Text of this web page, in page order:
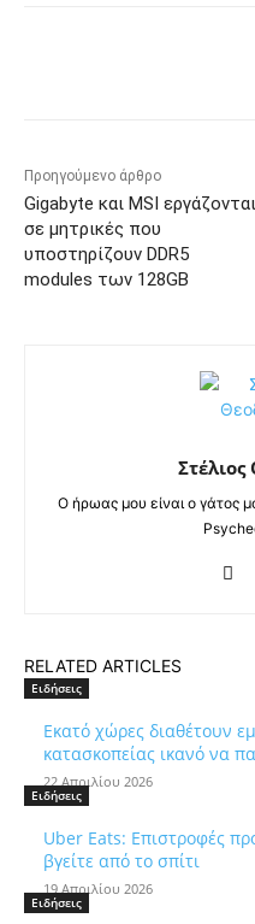
Προηγούμενο άρθρο
Gigabyte και MSI εργάζονται
σε μητρικές που
υποστηρίζουν DDR5
modules των 128GB
Ο ήρωας μου είναι ο γάτος
RELATED ARTICLES
Ειδήσεις
Εκατό χώρες διαθέτουν
κατασκοπείας ικανό να
22 Απριλίου 2026
Ειδήσεις
Uber Eats: Επιστροφές
βγείτε από το σπίτι
19 Απριλίου 2026
Ειδήσεις